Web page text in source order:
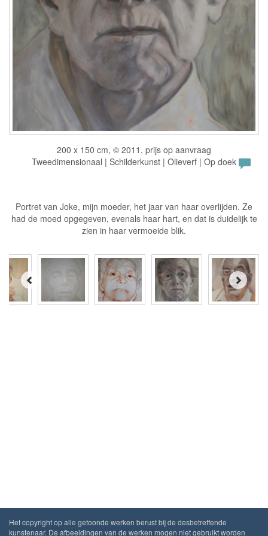
200 x 150 cm, © 2011, prijs op aanvraag
Tweedimensionaal | Schilderkunst | Olieverf | Op doek
Portret van Joke, mijn moeder, het jaar van haar overlijden. Ze
had de moed opgegeven, evenals haar hart, en dat is duidelijk te
zien in haar vermoeide blik.
Het copyright op alle getoonde werken berust bij de desbetreffende
kunstenaar. De afbeeldingen van de werken mogen niet gebruikt worden